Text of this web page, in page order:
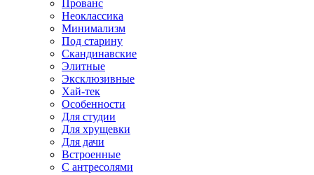
Прованс
Неоклассика
Минимализм
Под старину
Скандинавские
Элитные
Эксклюзивные
Хай-тек
Особенности
Для студии
Для хрущевки
Для дачи
Встроенные
С антресолями